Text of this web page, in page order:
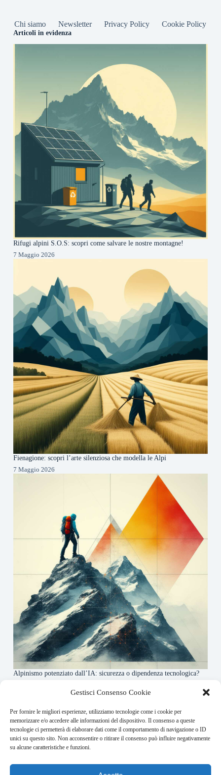
Gestisci Consenso Cookie
Per fornire le migliori esperienze, utilizziamo tecnologie come i cookie per
memorizzare e/o accedere alle informazioni del dispositivo. Il consenso a queste
tecnologie ci permetterà di elaborare dati come il comportamento di navigazione o ID
unici su questo sito. Non acconsentire o ritirare il consenso può influire negativamente
su alcune caratteristiche e funzioni.
Chi siamo Newsletter Privacy Policy Cookie Policy
Articoli in evidenza
Rifugi alpini S.O.S: scopri come salvare le nostre montagne!
7 Maggio 2026
Fienagione: scopri l’arte silenziosa che modella le Alpi
7 Maggio 2026
Alpinismo potenziato dall’IA: sicurezza o dipendenza tecnologica?
About this website
Rivistadellamontagna.it ogni giorno trova per te le principali
notizie su montagna trekking e alpinismo da tutto il mondo.
Address: